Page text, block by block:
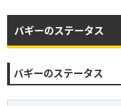
バギーのステータス
バギーのステータス